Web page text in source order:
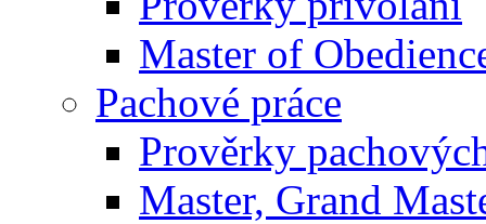
Master of
Pachové práce
Prověrky
Master, Grand